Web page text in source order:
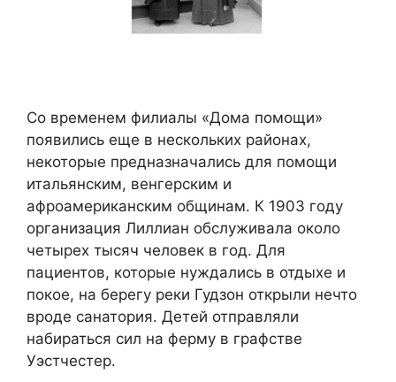
Со временем филиалы «Дома помощи»
появились еще в нескольких районах,
некоторые предназначались для помощи
итальянским, венгерским и
афроамериканским общинам. К 1903 году
организация Лиллиан обслуживала около
четырех тысяч человек в год. Для
пациентов, которые нуждались в отдыхе и
покое, на берегу реки Гудзон открыли нечто
вроде санатория. Детей отправляли
набираться сил на ферму в графстве
Уэстчестер.